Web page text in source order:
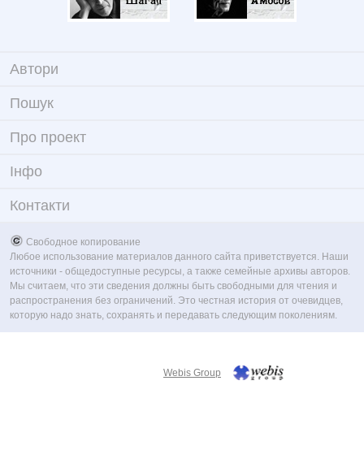
Автори
Пошук
Про проект
Iнфо
Контакти
Свободное копирование
Любое использование материалов данного сайта приветствуется. Наши
источники - общедоступные ресурсы, а также семейные архивы авторов.
Мы считаем, что эти сведения должны быть свободными для чтения и
распространения без ограничений. Это честная история от очевидцев,
которую надо знать, сохранять и передавать следующим поколениям.
Webis Group